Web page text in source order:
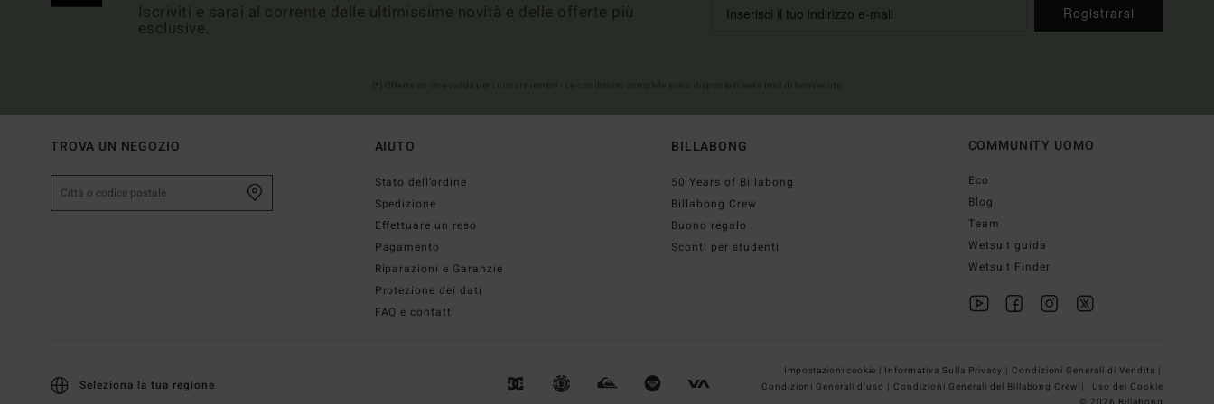
Iscriviti e sarai al corrente delle ultimissime novità e delle offerte più
esclusive.
Registrarsi
TROVA UN NEGOZIO AIUTO
Stato dell’ordine
Spedizione
Effettuare un reso
Pagamento
Riparazioni e Garanzie
Protezione dei dati
FAQ e contatti
BILLABONG
50 Years of Billabong
Billabong Crew
Buono regalo
Sconti per studenti
COMMUNITY UOMO
Eco
Blog
Team
Wetsuit guida
Wetsuit Finder
Seleziona la tua regione
Impostazioni cookie | Informativa Sulla Privacy | Condizioni Generali di Vendita |
Condizioni Generali d’uso | Condizioni Generali del Billabong Crew |
Uso dei Cookie